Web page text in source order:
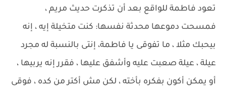
تعود فاطمة للواقع بعد أن تذكرت حديث مريم ،
فمسحت دموعها محدثة نفسها: كنت متخيلة إيه ، إنه
بيحبك مثلا ، ما تفوقى يا فاطمة، إنتى بالنسبة له مجرد
عيلة ، عيلة صعبت عليه وأشفق عليها ، فقرر إنه يربيها ،
أو يمكن أكون بفكره بأخته ، لكن مش أكتر من كده ، فوقى